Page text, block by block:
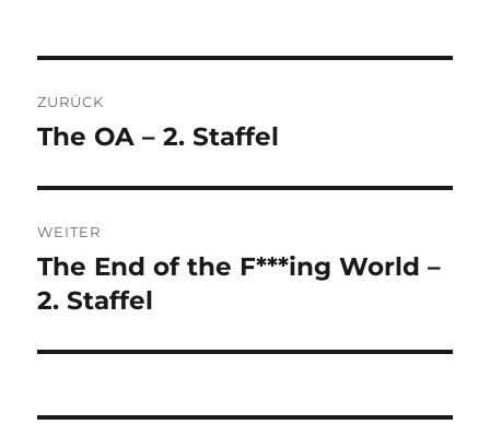
ZURÜCK
Vorheriger
The OA – 2. Staffel
WEITER
Nächster
Beitrag:
The End of the F***ing World –
2. Staffel